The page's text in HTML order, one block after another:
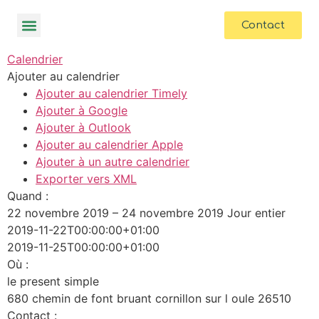
principal
Contact
Calendrier
Ajouter au calendrier
Ajouter au calendrier Timely
Ajouter à Google
Ajouter à Outlook
Ajouter au calendrier Apple
Ajouter à un autre calendrier
Exporter vers XML
Quand :
22 novembre 2019 – 24 novembre 2019 Jour entier
2019-11-22T00:00:00+01:00
2019-11-25T00:00:00+01:00
Où :
le present simple
680 chemin de font bruant cornillon sur l oule 26510
Contact :